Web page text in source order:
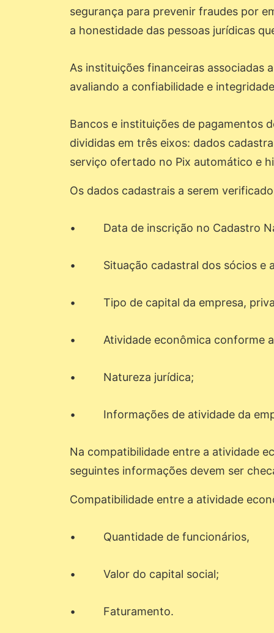
segurança para prevenir fraudes por
a honestidade das pessoas jurídicas
As instituições financeiras associadas
avaliando a confiabilidade e
Bancos e instituições de pagamentos
divididas em três eixos: dados
serviço ofertado no Pix automático e
Os dados cadastrais a serem
• Data de inscrição no Cadastro
• Situação cadastral dos sócios e
• Tipo de capital da empresa,
• Atividade econômica conforme a
• Natureza jurídica;
• Informações de atividade da
Na compatibilidade entre a atividade
seguintes informações devem ser
Compatibilidade entre a atividade
• Quantidade de funcionários,
• Valor do capital social;
• Faturamento.